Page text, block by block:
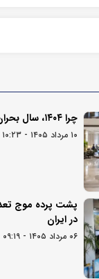
چرا ۱۴۰۴، سال بحران گردشگری بود؟
۱۰ مرداد ۱۴۰۵ - ۱۰:۲۳
پشت پرده موج
در ایران
۰۶ مرداد ۱۴۰۵ - ۰۹:۱۹